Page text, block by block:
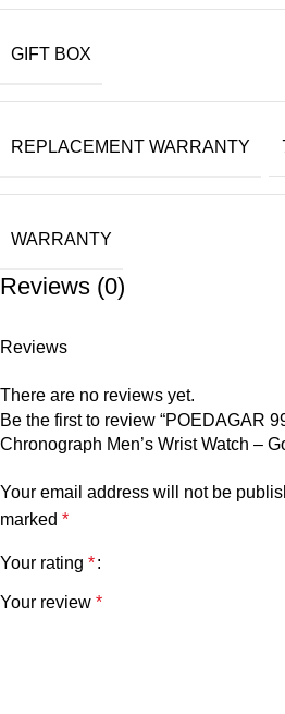
GIFT BOX
REPLACEMENT WARRANTY
WARRANTY
Reviews (0)
Reviews
There are no reviews yet.
Be the first to review “POEDAGAR
Chronograph Men’s Wrist Watch –
Your email address will not be
marked *
Your rating *
Your review *